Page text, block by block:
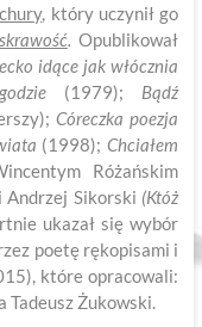
, który uczynił go
.Opublikował
idące jak włócznia
(1979); Bądź
Córeczka poezja
(1998);Chciałem
Różańskim
Sikorski (Któż
ukazał się wybór
poetę rękopisami i
które opracowali:
Tadeusz Żukowski.